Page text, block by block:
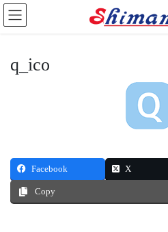
q_ico
Facebook X
Copy